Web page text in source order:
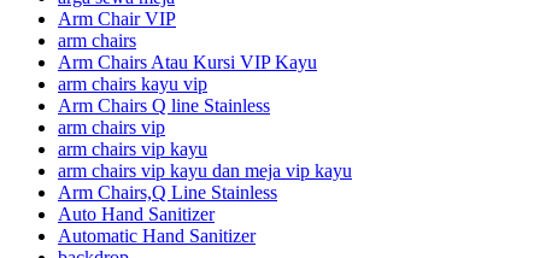
Arm Chair VIP
arm chairs
Arm Chairs Atau Kursi VIP Kayu
arm chairs kayu vip
Arm Chairs Q line Stainless
arm chairs vip
arm chairs vip kayu
arm chairs vip kayu dan meja vip kayu
Arm Chairs,Q Line Stainless
Auto Hand Sanitizer
Automatic Hand Sanitizer